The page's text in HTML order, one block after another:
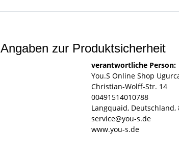
Angaben zur Produktsicherheit
verantwortliche Person:
You.S Online Shop
Christian-Wolff-Str. 14
00491514010788
Langquaid, Deutschland,
service@you-s.de
www.you-s.de